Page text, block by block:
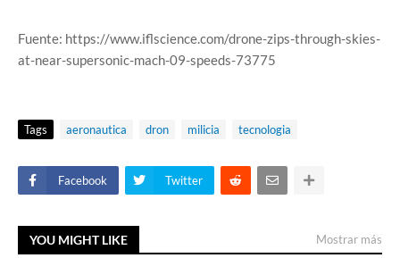
Fuente: https://www.iflscience.com/drone-zips-through-skies-
at-near-supersonic-mach-09-speeds-73775
Tags aeronautica dron milicia tecnologia
Facebook Twitter
YOU MIGHT LIKE Mostrar más